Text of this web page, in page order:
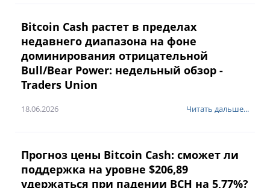
Bitcoin Cash растет в пределах
недавнего диапазона на фоне
доминирования отрицательной
Bull/Bear Power: недельный обзор -
Traders Union
18.06.2026 Читать дальше...
Прогноз цены Bitcoin Cash: сможет ли
поддержка на уровне $206,89
удержаться при падении BCH на 5,77%?